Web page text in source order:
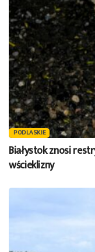
PODLASKIE
Białystok znosi
wścieklizny